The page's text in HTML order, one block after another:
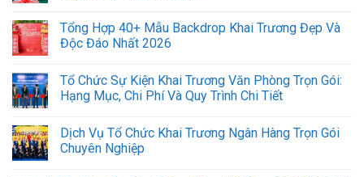
Tổng Hợp 40+ Mẫu Backdrop Khai Trương Đẹp Và
Độc Đáo Nhất 2026
Tổ Chức Sự Kiện Khai Trương Văn Phòng Trọn Gói:
Hạng Mục, Chi Phí Và Quy Trình Chi Tiết
Dịch Vụ Tổ Chức Khai Trương Ngân Hàng Trọn Gói
Chuyên Nghiệp